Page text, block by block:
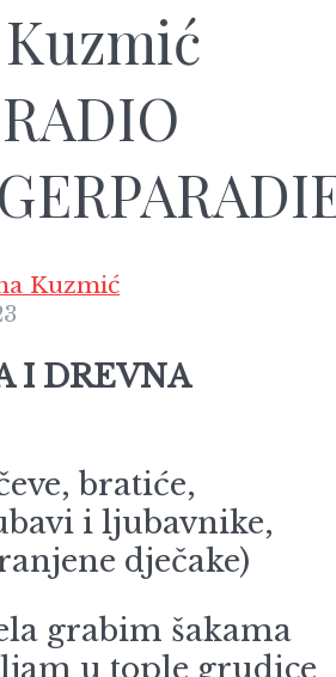
Kuzmić
I DREVNA
bratiće,
i ljubavnike,
dječake)
grabim šakama
u tople grudice